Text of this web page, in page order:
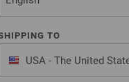
TO
USA - The United
of America
No. 14 - Журнал на
русском языке | Модель 14